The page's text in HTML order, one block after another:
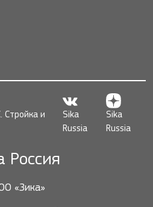
Стройка и
Sika
Russia
Sika
Russia
Россия
«Зика»